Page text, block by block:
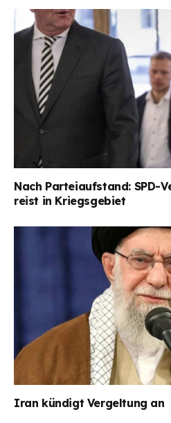
Nach Parteiaufstand: SPD-
reist in Kriegsgebiet
Iran kündigt Vergeltung an